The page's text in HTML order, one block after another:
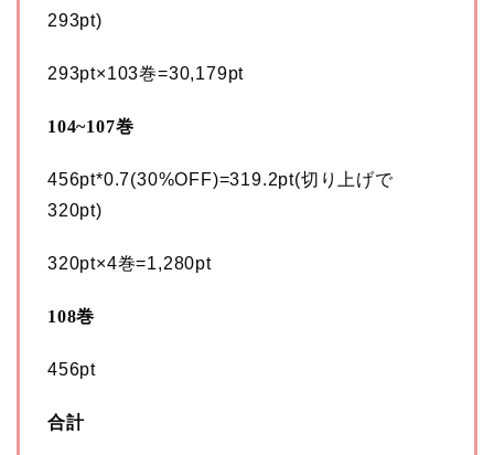
293pt)
293pt×103巻=30,179pt
104~107巻
456pt*0.7(30%OFF)=319.2pt(切り上げで
320pt)
320pt×4巻=1,280pt
108巻
456pt
合計